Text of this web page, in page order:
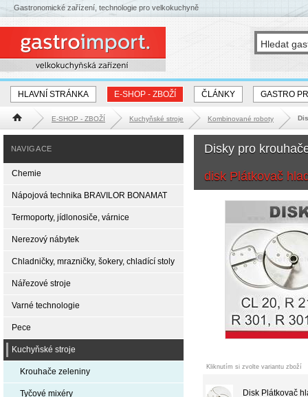
HLAVNÍ STRÁNKA E-SHOP - ZBOŽÍ ČLÁNKY GASTRO
Hlavní stránka E-SHOP - ZBOŽÍ Kuchyňské stroje Kombinované roboty
Disky pro
disk Plátkovač
Kliknutím si zvolte variantu zboží
Disk Plátkovač
NAVIGACE
Chemie
Nápojová technika BRAVILOR BONAMAT
Termoporty, jídlonosiče, várnice
Nerezový nábytek
Chladničky, mrazničky, šokery, chladící stoly
Nářezové stroje
Varné technologie
Pece
Kuchyňské stroje
Krouhače zeleniny
Tyčové mixéry
Gastronomické zařízení, technologie pro velkokuchyně